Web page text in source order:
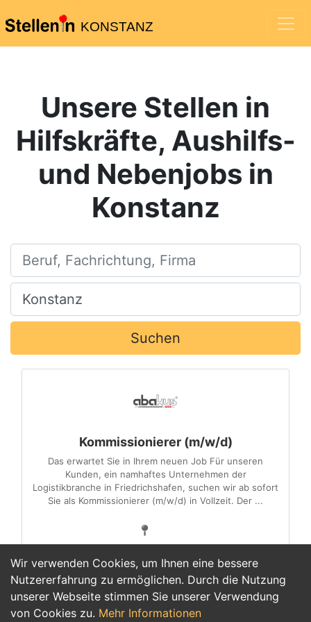
KONSTANZ
Wir verwenden Cookies, um Ihnen eine bessere
Nutzererfahrung zu ermöglichen. Durch die Nutzung
unserer Webseite stimmen Sie unserer Verwendung
von Cookies zu. Mehr Informationen
Unsere Stellen in
Hilfskräfte, Aushilfs-
und Nebenjobs in
Konstanz
Beruf, Fachrichtung, Firma
Ort, Stadt
Suchen
Kommissionierer (m/w/d)
Das erwartet Sie in Ihrem neuen Job Für unseren
Kunden, ein namhaftes Unternehmen der
Logistikbranche in Friedrichshafen, suchen wir ab sofort
Sie als Kommissionierer (m/w/d) in Vollzeit. Der ...
1